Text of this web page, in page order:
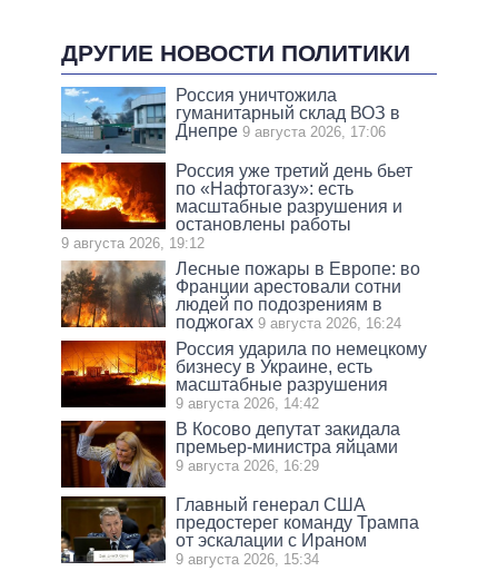
ДРУГИЕ НОВОСТИ ПОЛИТИКИ
Россия уничтожила
гуманитарный склад ВОЗ в
Днепре 9 августа 2026, 17:06
Россия уже третий день бьет
по «Нафтогазу»: есть
масштабные разрушения и
остановлены работы
9 августа 2026, 19:12
Лесные пожары в Европе: во
Франции арестовали сотни
людей по подозрениям в
поджогах 9 августа 2026, 16:24
Россия ударила по немецкому
бизнесу в Украине, есть
масштабные разрушения
9 августа 2026, 14:42
В Косово депутат закидала
премьер-министра яйцами
9 августа 2026, 16:29
Главный генерал США
предостерег команду Трампа
от эскалации с Ираном
9 августа 2026, 15:34